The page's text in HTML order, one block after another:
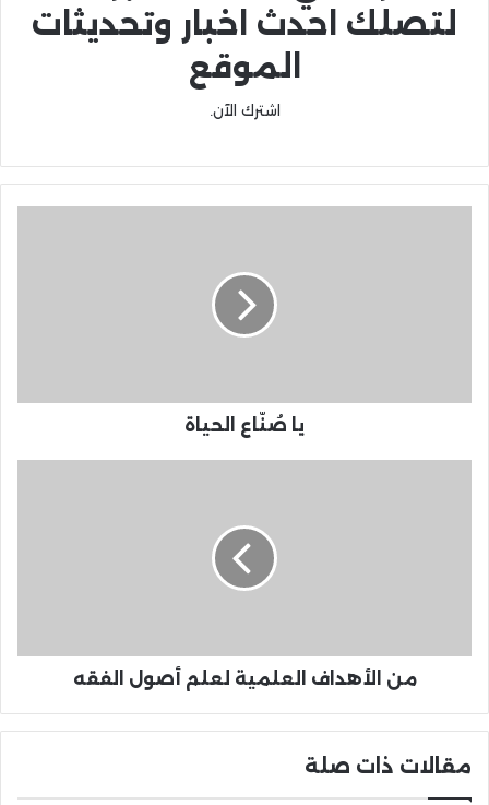
لتصلك احدث اخبار وتحديثات
الموقع
اشترك الآن.
يا صُنّاع الحياة
من الأهداف العلمية لعلم أصول الفقه
مقالات ذات صلة